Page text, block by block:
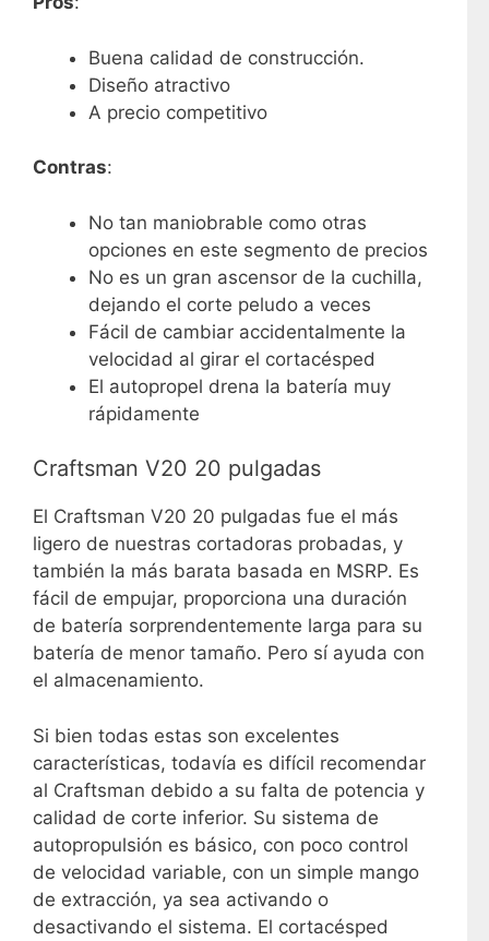
Buena calidad de construcción.
Diseño atractivo
A precio competitivo
Contras:
No tan maniobrable como otras
opciones en este segmento de precios
No es un gran ascensor de la cuchilla,
dejando el corte peludo a veces
Fácil de cambiar accidentalmente la
velocidad al girar el cortacésped
El autopropel drena la batería muy
rápidamente
Craftsman V20 20 pulgadas
El Craftsman V20 20 pulgadas fue el más
ligero de nuestras cortadoras probadas, y
también la más barata basada en MSRP. Es
fácil de empujar, proporciona una duración
de batería sorprendentemente larga para su
batería de menor tamaño. Pero sí ayuda con
el almacenamiento.
Si bien todas estas son excelentes
características, todavía es difícil recomendar
al Craftsman debido a su falta de potencia y
calidad de corte inferior. Su sistema de
autopropulsión es básico, con poco control
de velocidad variable, con un simple mango
de extracción, ya sea activando o
desactivando el sistema. El cortacésped